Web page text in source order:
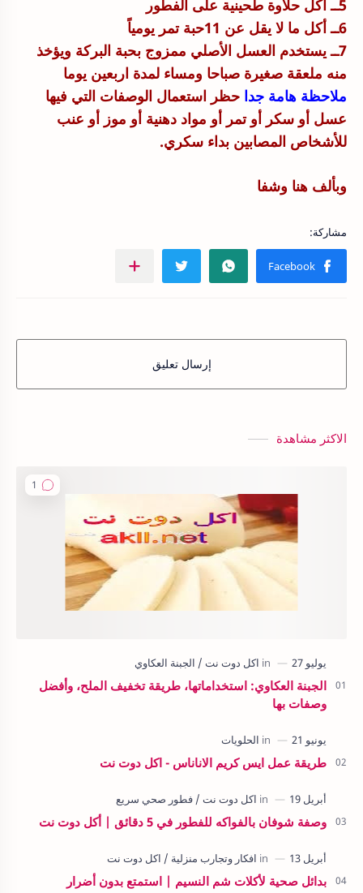
5ــ أكل حلاوة طحينية على الفطور
6ــ أكل ما لا يقل عن 11حبة تمر يومياً
7ــ يستخدم العسل الأصلي ممزوج بحبة البركة ويؤخذ
منه ملعقة صغيرة صباحا ومساء لمدة اربعين يوما
ملاحظة هامة جدا حظر استعمال الوصفات التي فيها
عسل أو سكر أو تمر أو مواد دهنية أو موز أو عنب
للأشخاص المصابين بداء سكري.
وبألف هنا وشفا
إرسال تعليق
الاكثر مشاهدة
الجبنة العكاوي: استخداماتها، طريقة تخفيف الملح، وأفضل
وصفات بها
طريقة عمل ايس كريم الاناناس - اكل دوت نت
وصفة شوفان بالفواكه للفطور في 5 دقائق | أكل دوت نت
بدائل صحية لأكلات شم النسيم | استمتع بدون أضرار